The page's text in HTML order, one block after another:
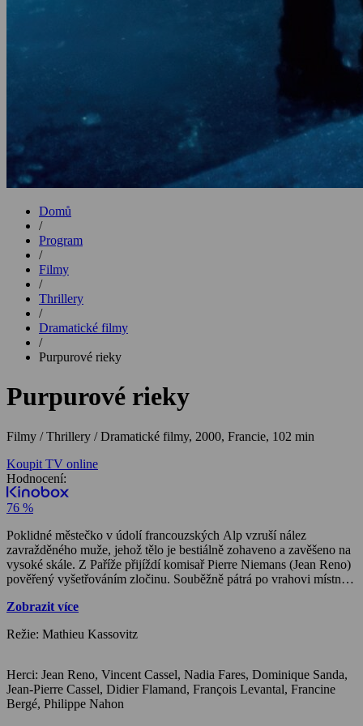
Domů
/
Program
/
Filmy
/
Thrillery
/
Dramatické filmy
/
Purpurové rieky
Purpurové rieky
Filmy / Thrillery / Dramatické filmy, 2000, Francie, 102 min
Koupit TV online
Hodnocení:
76 %
Poklidné městečko v údolí francouzských Alp vzruší nález
zavražděného muže, jehož tělo je bestiálně zohaveno a zavěšeno na
vysoké skále. Z Paříže přijíždí komisař Pierre Niemans (Jean Reno)
pověřený vyšetřováním zločinu. Souběžně pátrá po vrahovi místní
ledovcové jeskyni tělo další umučené oběti, začíná být zřejmé, že
dlouho čekat. Kdosi s policií hraje nebezpečnou hru na kočku a na
postupem vyšetřování sbíhají k místní vlivné univerzitě, která po
celé generace ovlivňuje život lidí v izolovaném alpském údolí.
Překvapivé odhalení identity vraždícího maniaka málem stojí oba
Zobrazit více
Režie: Mathieu Kassovitz
Herci: Jean Reno, Vincent Cassel, Nadia Fares, Dominique Sanda,
Jean-Pierre Cassel, Didier Flamand, François Levantal, Francine
Bergé, Philippe Nahon